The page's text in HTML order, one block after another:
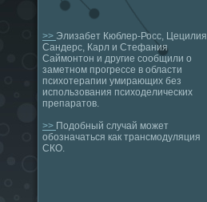
>> Элизабет Кюблер-Росс, Цецилия
Сандерс, Карл и Стефания
Саймонтон и другие сообщили о
заметном прогрессе в области
психотерапии умирающих без
использования психоделических
препаратов.
>> Подобный случай может
обозначаться как трансмодуляция
СКО.